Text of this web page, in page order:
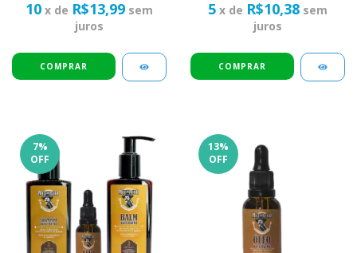
10 x de R$13,99 sem
juros
5 x de R$10,38 sem
juros
7%
OFF
13%
OFF